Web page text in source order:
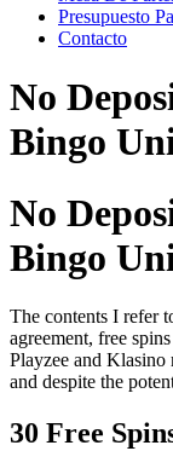
Presupuesto
Contacto
No
Bingo
No
Bingo
The contents I refer
agreement, free
Playzee and Klasino
and despite the
30 Free